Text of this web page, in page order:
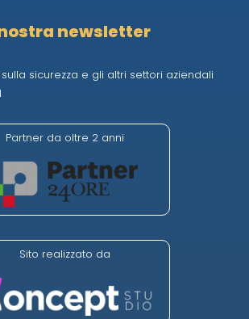
newsletter
sicurezza e gli altri settori aziendali
Partner da oltre 2 anni
Sito realizzato da